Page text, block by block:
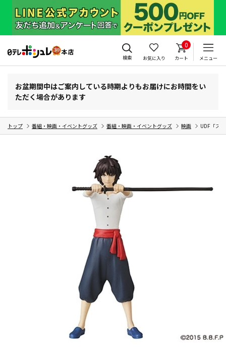
検索 お気に入り
0
カート メニュー
お盆期間中はご案内している時期よりもお届けにお時間をい
ただく場合があります
トップ 番組・映画・イベントグッズ 番組・映画・イベントグッズ 映画 UDF「ス